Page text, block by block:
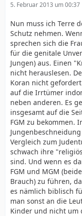
5. Februar 2013 um 00:37
Nun muss ich Terre
Schutz nehmen.
sprechen sich die
für die genitale
Jungen) aus. Einen
nicht herauslesen.
Koran nicht
auf die Irrtümer
neben anderen. Es
insgesamt auf die
FGM zu bekommen.
Vergleich zum
schwach ihre
sind. Und wenn es
FGM und MGM
Brauch) zu führen,
es nämlich biblisch
man sonst an die
Kinder und nicht um